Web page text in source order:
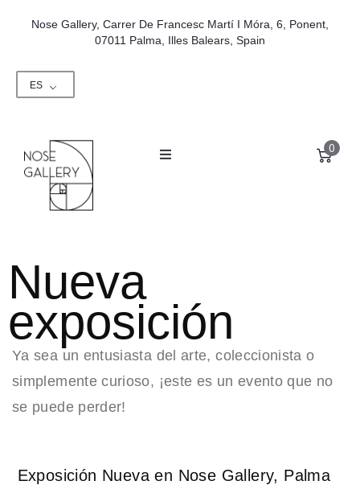
Nose Gallery, Carrer De Francesc Martí I Móra, 6, Ponent,
07011 Palma, Illes Balears, Spain
ES
0
Nueva
exposición
Ya sea un entusiasta del arte, coleccionista o
simplemente curioso, ¡este es un evento que no
se puede perder!
Exposición Nueva en Nose Gallery, Palma